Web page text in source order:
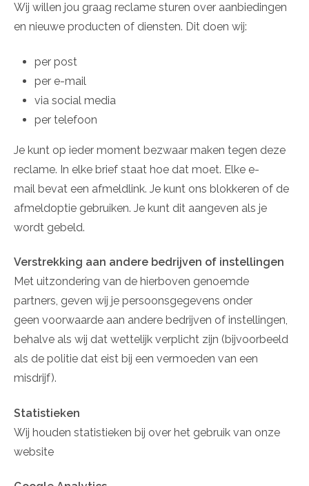
Wij willen jou graag reclame sturen over aanbiedingen
en nieuwe producten of diensten. Dit doen wij:
per post
per e-mail
via social media
per telefoon
Je kunt op ieder moment bezwaar maken tegen deze
reclame. In elke brief staat hoe dat moet. Elke e-
mail bevat een afmeldlink. Je kunt ons blokkeren of de
afmeldoptie gebruiken. Je kunt dit aangeven als je
wordt gebeld.
Verstrekking aan andere bedrijven of instellingen
Met uitzondering van de hierboven genoemde
partners, geven wij je persoonsgegevens onder
geen voorwaarde aan andere bedrijven of instellingen,
behalve als wij dat wettelijk verplicht zijn (bijvoorbeeld
als de politie dat eist bij een vermoeden van een
misdrijf).
Statistieken
Wij houden statistieken bij over het gebruik van onze
website